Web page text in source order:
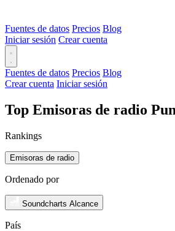
Fuentes de datos Precios Blog
Iniciar sesión Crear cuenta
Fuentes de datos Precios Blog
Crear cuenta Iniciar sesión
Top Emisoras de radio
Rankings
Emisoras de radio
Ordenado por
Soundcharts Alcance
País